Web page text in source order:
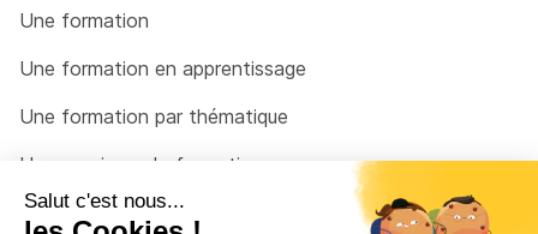
Une formation
Une formation en apprentissage
Une formation par thématique
Un organisme de formation
Un conseiller